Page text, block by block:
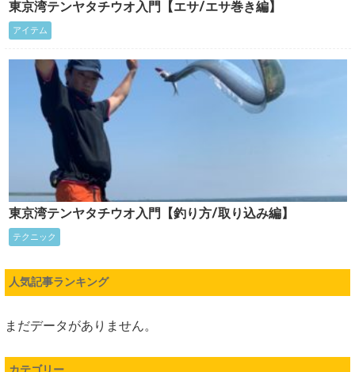
東京湾テンヤタチウオ入門【エサ/エサ巻き編】
アイテム
東京湾テンヤタチウオ入門【釣り方/取り込み編】
テクニック
人気記事ランキング
まだデータがありません。